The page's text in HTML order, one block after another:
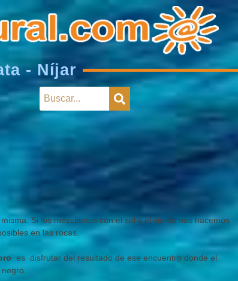
- Níjar
Si los mezclamos con el sol y el viento nos hacemos
en las rocas.
es disfrutar del resultado de ese encuentro donde el